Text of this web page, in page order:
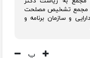
مجمع تشخیص مصلحت
و سازمان برنامه و
پ